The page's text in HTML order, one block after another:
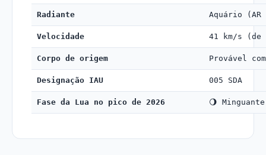
Radiante Aquário (AR
Velocidade 41 km/s (de
Corpo de origem Provável
Designação IAU 005 SDA
Fase da Lua no pico de 2026 🌖